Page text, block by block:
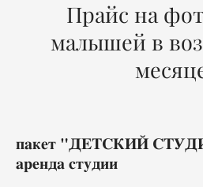
Прайс на
малышей в
пакет "ДЕТСКИЙ
аренда студии